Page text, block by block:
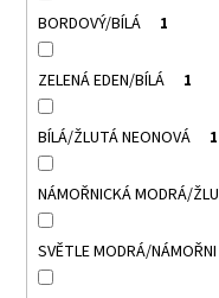
BORDOVÝ/BÍLÁ 1
ZELENÁ EDEN/BÍLÁ 1
BÍLÁ/ŽLUTÁ NEONOVÁ 1
NÁMOŘNICKÁ MODRÁ/ŽLU
SVĚTLE MODRÁ/NÁMOŘNI